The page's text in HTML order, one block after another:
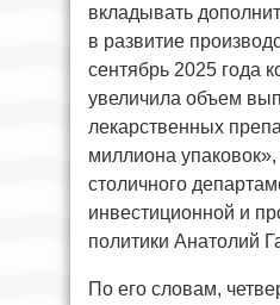
вкладывать
в развитие
сентябрь 2025 года
увеличила объем
лекарственных
миллиона
столичного
инвестиционной и
политики Анатолий
По его словам,